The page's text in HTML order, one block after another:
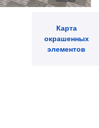
Карта
окрашенных
элементов